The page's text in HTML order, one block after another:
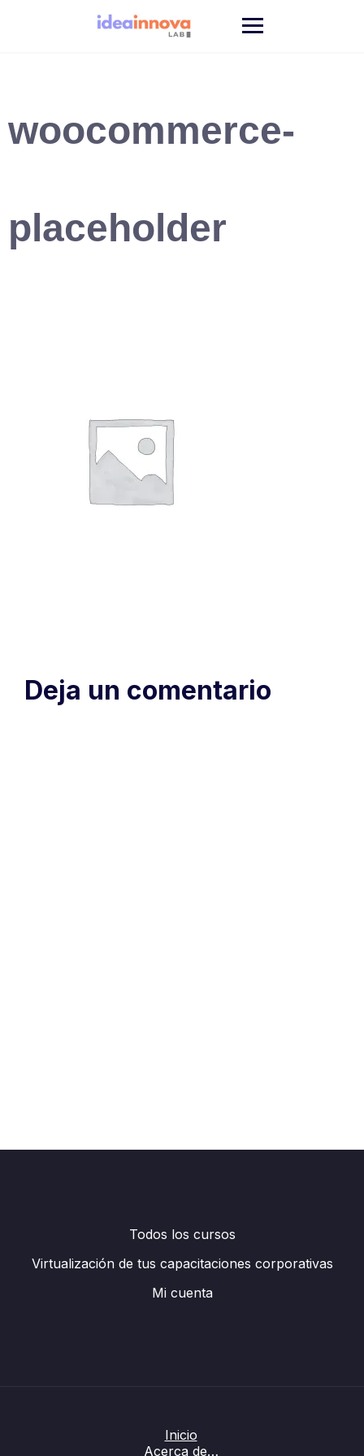
woocommerce-
placeholder
Deja un comentario
Todos los cursos
Virtualización de tus capacitaciones corporativas
Mi cuenta
Inicio
Acerca de…